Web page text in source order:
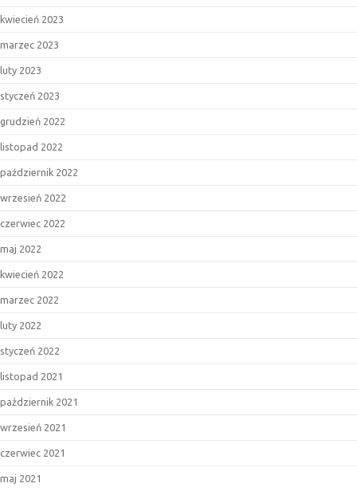
kwiecień 2023
marzec 2023
luty 2023
styczeń 2023
grudzień 2022
listopad 2022
październik 2022
wrzesień 2022
czerwiec 2022
maj 2022
kwiecień 2022
marzec 2022
luty 2022
styczeń 2022
listopad 2021
październik 2021
wrzesień 2021
czerwiec 2021
maj 2021